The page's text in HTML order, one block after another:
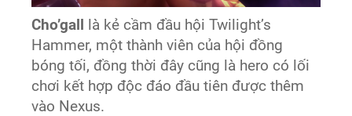
Cho’gall
là kẻ cầm đầu hội Twilight’s
Hammer, một thành viên của hội đồng
bóng tối, đồng thời đây cũng là hero có lối
chơi kết hợp độc đáo đầu tiên được thêm
vào Nexus.